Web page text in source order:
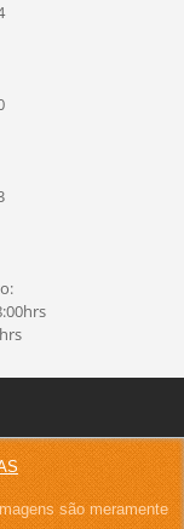
são meramente